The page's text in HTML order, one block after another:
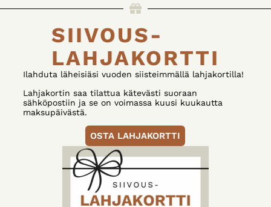
SIIVOUS-
LAHJAKORTTI
Ilahduta läheisiäsi vuoden siisteimmällä lahjakortilla!
Lahjakortin saa tilattua kätevästi suoraan
sähköpostiin ja se on voimassa kuusi kuukautta
maksupäivästä.
OSTA LAHJAKORTTI